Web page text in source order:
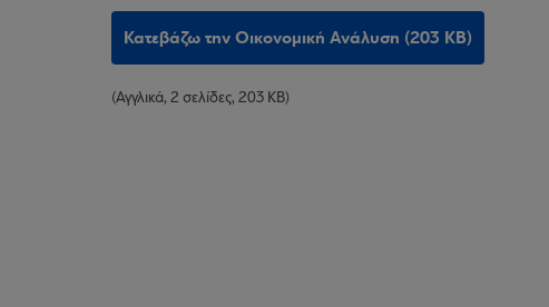
Κατεβάζω την Οικονομική Ανάλυση (203 KB)
(Αγγλικά, 2 σελίδες, 203 KB)